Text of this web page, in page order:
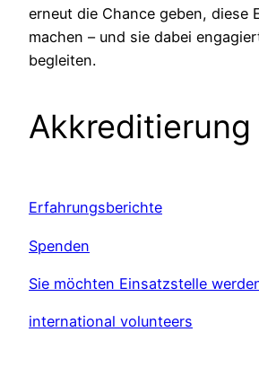
erneut die Chance geben, diese
machen – und sie dabei
begleiten.
Akkreditierung
Erfahrungsberichte
Spenden
Sie möchten Einsatzstelle
international volunteers